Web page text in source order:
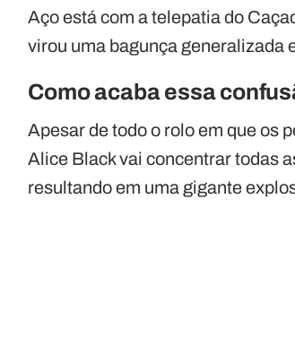
Aço está com a telepatia do
virou uma bagunça generalizada
Como acaba essa
Apesar de todo o rolo em que os
Alice Black vai concentrar todas
resultando em uma gigante